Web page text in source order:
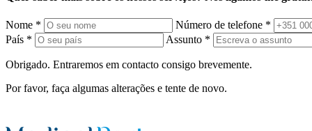
Nome *
Número de telefone *
País *
Assunto *
Obrigado. Entraremos em contacto consigo brevemente.
Por favor, faça algumas alterações e tente de novo.